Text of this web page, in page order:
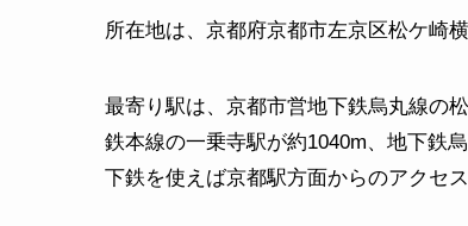
所在地は、京都府京都市左京区松ケ崎
最寄り駅は、京都市営地下鉄烏丸線の
鉄本線の一乗寺駅が約1040m、地下鉄
下鉄を使えば京都駅方面からのアクセ